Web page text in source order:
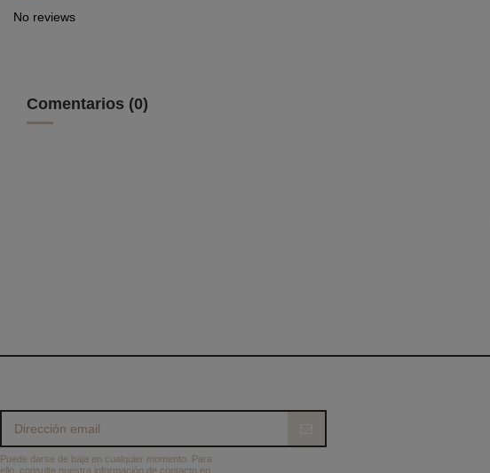
No reviews
Comentarios (0)
Puede darse de baja en cualquier momento. Para
ello, consulte nuestra información de contacto en